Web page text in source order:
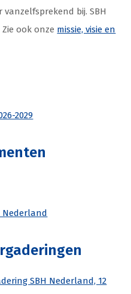
bij. SBH
ook onze missie, visie en
2029
Nederland
SBH Nederland, 12